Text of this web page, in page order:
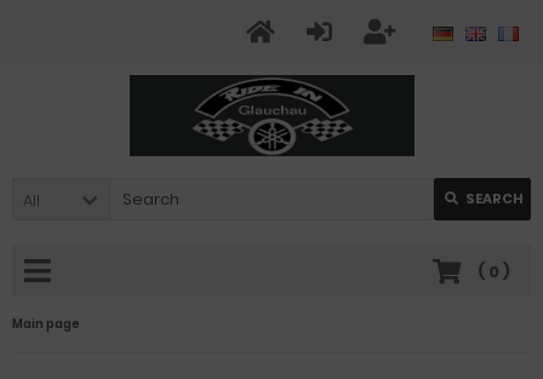
All SEARCH
( 0 )
Main page